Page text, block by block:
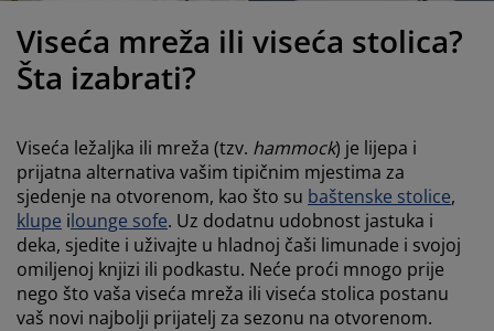
kreveta sa spremnikom
madraci
kreveti
namještaja
rasvjeta
potrepštine
Viseća mreža ili viseća stolica?
Šta izabrati?
Viseća ležaljka ili mreža (tzv. hammock) je lijepa i
prijatna alternativa vašim tipičnim mjestima za
sjedenje na otvorenom, kao što su baštenske stolice,
klupe ilounge sofe. Uz dodatnu udobnost jastuka i
deka, sjedite i uživajte u hladnoj čaši limunade i svojoj
omiljenoj knjizi ili podkastu. Neće proći mnogo prije
nego što vaša viseća mreža ili viseća stolica postanu
vaš novi najbolji prijatelj za sezonu na otvorenom.